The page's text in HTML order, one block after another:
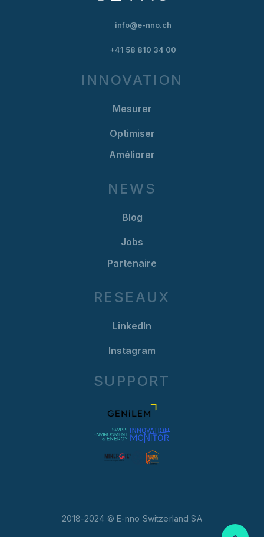
info@e-nno.ch
+41 58 810 34 00
INNOVATION
Mesurer
Optimiser
Améliorer
NEWS
Blog
Jobs
Partenaire
RESEAUX
LinkedIn
Instagram
SUPPORT
2018-2024 © E-nno Switzerland SA